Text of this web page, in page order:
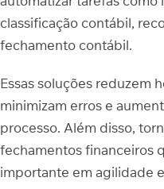
classificação contábil,
fechamento contábil.
Essas soluções reduzem
minimizam erros e
processo. Além disso,
fechamentos financeiros
importante em agilidade